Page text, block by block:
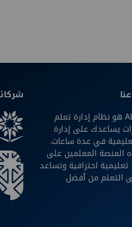
ALFAC LMS هو نظام إدارة تعلم
يساعدك على إدارة
في عدة ساعات.
المنصة المعلمين على
تعليمية احترافية وتساعد
التعلم من أفضل